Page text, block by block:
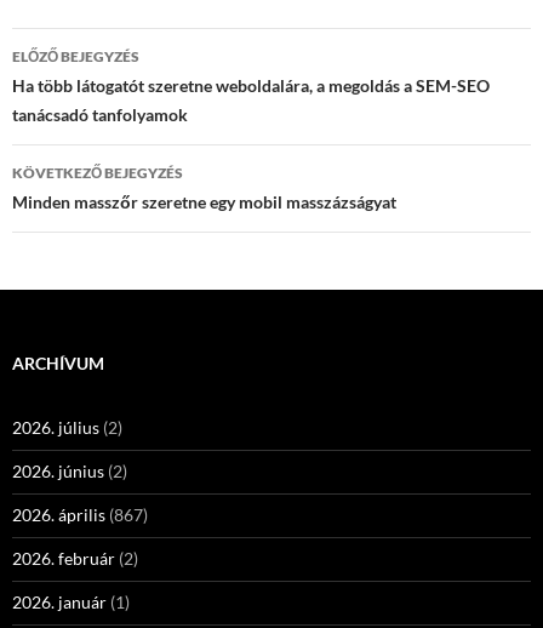
Bejegyzések
navigációja
ELŐZŐ BEJEGYZÉS
Ha több látogatót szeretne weboldalára, a megoldás a SEM-SEO
tanácsadó tanfolyamok
KÖVETKEZŐ BEJEGYZÉS
Minden masszőr szeretne egy mobil masszázságyat
ARCHÍVUM
2026. július (2)
2026. június (2)
2026. április (867)
2026. február (2)
2026. január (1)